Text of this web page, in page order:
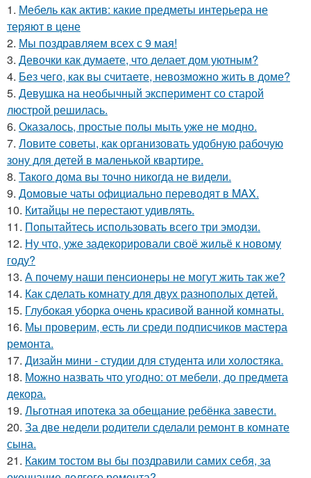
1. Мебель как актив: какие предметы интерьера не
теряют в цене
2. Мы поздравляем всех с 9 мая!
3. Девочки как думаете, что делает дом уютным?
4. Без чего, как вы считаете, невозможно жить в доме?
5. Девушка на необычный эксперимент со старой
люстрой решилась.
6. Оказалось, простые полы мыть уже не модно.
7. Ловите советы, как организовать удобную рабочую
зону для детей в маленькой квартире.
8. Такого дома вы точно никогда не видели.
9. Домовые чаты официально переводят в MAX.
10. Китайцы не перестают удивлять.
11. Попытайтесь использовать всего три эмодзи.
12. Ну что, уже задекорировали своё жильё к новому
году?
13. А почему наши пенсионеры не могут жить так же?
14. Как сделать комнату для двух разнополых детей.
15. Глубокая уборка очень красивой ванной комнаты.
16. Мы проверим, есть ли среди подписчиков мастера
ремонта.
17. Дизайн мини - студии для студента или холостяка.
18. Можно назвать что угодно: от мебели, до предмета
декора.
19. Льготная ипотека за обещание ребёнка завести.
20. За две недели родители сделали ремонт в комнате
сына.
21. Каким тостом вы бы поздравили самих себя, за